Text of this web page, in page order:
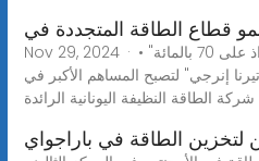
قطاع الطاقة المتجددة في
Nov 29, 2024 · • "مصدر" تستكمل صفقة الاستحواذ على 70 بالمائة
إنرجي" لتصبح المساهم الأكبر في
شركة الطاقة النظيفة اليونانية الرائدة
الطاقة في باراجواي